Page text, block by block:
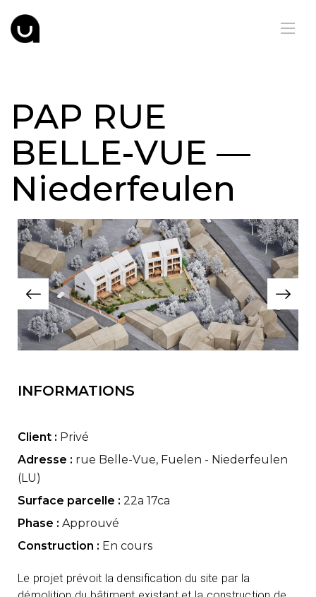
PAP RUE
BELLE-VUE —
Niederfeulen
INFORMATIONS
Client : Privé
Adresse : rue Belle-Vue, Fuelen - Niederfeulen
(LU)
Surface parcelle : 22a 17ca
Phase : Approuvé
Construction : En cours
Le projet prévoit la densification du site par la